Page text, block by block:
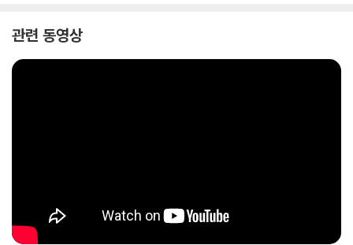
“결코 미워하는, 좌절하는 마음은 하나도 없이, 사랑만이 가득한 우리의
관련 동영상